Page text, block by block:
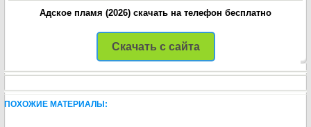
Адское пламя (2026) скачать на телефон бесплатно
Скачать с сайта
ПОХОЖИЕ МАТЕРИАЛЫ: